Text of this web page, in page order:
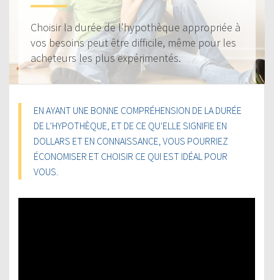
Choisir la durée de l’hypothèque appropriée à
vos besoins peut être difficile, même pour les
acheteurs les plus expérimentés.
EN AYANT UNE BONNE COMPRÉHENSION DE LA DURÉE
DE L’HYPOTHÈQUE, ET DE CE QU’ELLE SIGNIFIE EN
DOLLARS ET EN CONNAISSANCE, VOUS POURRIEZ
ÉCONOMISER ET CHOISIR CE QUI EST IDÉAL POUR
VOUS.